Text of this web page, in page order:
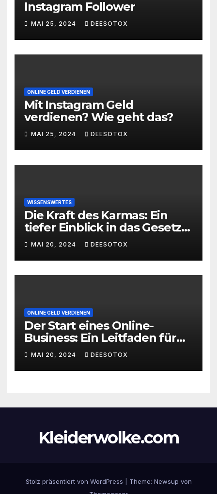
Instagram Follower
MAI 25, 2024 DEESOTOX
ONLINE GELD VERDIENEN
Mit Instagram Geld
verdienen? Wie geht das?
MAI 25, 2024 DEESOTOX
WISSENSWERTES
Die Kraft des Karmas: Ein
tiefer Einblick in das Gesetz
von Ursache und Wirkung
MAI 20, 2024 DEESOTOX
ONLINE GELD VERDIENEN
Der Start eines Online-
Business: Ein Leitfaden für
den erfolgreichen Einstieg
MAI 20, 2024 DEESOTOX
Kleiderwolke.com
Stolz präsentiert von WordPress Theme: Newsup von